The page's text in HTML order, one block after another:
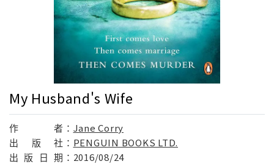
My Husband's Wife
作 者： Jane Corry
出
版 社： PENGUIN BOOKS LTD.
出 版 日 期： 2016/08/24